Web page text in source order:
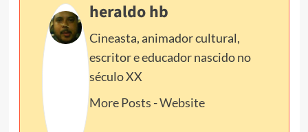
heraldo hb
Cineasta, animador cultural,
escritor e educador nascido no
século XX
More Posts -Website